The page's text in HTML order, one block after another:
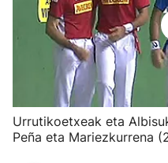
Herri-kirolak
Eskubaloia
Kirolak 360
Urrutikoetxeak eta
Peña eta Mariezkurrena